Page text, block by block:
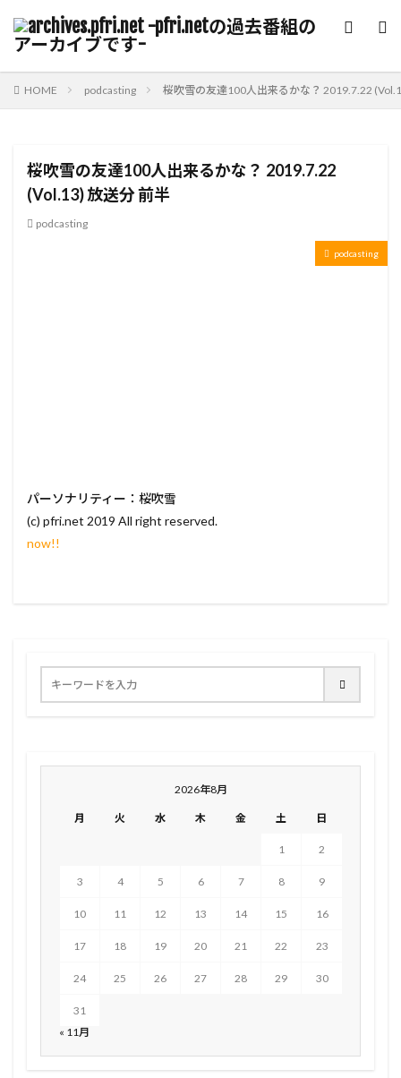
HOME podcasting 桜吹雪の友達100人出来るかな？ 2019.7.22
桜吹雪の友達100人出来るかな？ 2019.7.22
(Vol.13) 放送分 前半
podcasting
podcasting
パーソナリティー：桜吹雪
(c) pfri.net 2019 All right reserved.
now!!
2026年8月
月 火 水 木 金 土 日
1 2
3 4 5 6 7 8 9
10 11 12 13 14 15 16
17 18 19 20 21 22 23
24 25 26 27 28 29 30
31
« 11月